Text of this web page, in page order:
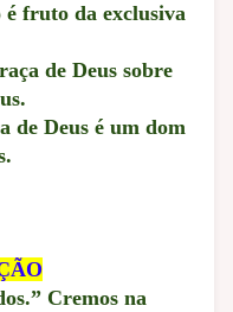
é fruto da exclusiva
de Deus sobre
de Deus é um dom
Cremos na